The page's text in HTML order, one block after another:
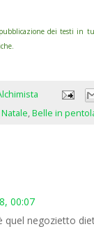
dei testi in
,Belle in
00:07
quel negozietto